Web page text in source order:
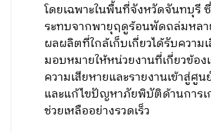
โดยเฉพาะในพื้นที่จังหวัดจันทบุรี
ระทบจากพายุฤดูร้อนพัดถล่มหลา
ผลผลิตที่ใกล้เก็บเกี่ยวได้รับความ
มอบหมายให้หน่วยงานที่เกี่ยวข้อง
ความเสียหายและรายงานเข้าสู่ศู
และแก้ไขปัญหาภัยพิบัติด้านการเ
ช่วยเหลืออย่างรวดเร็ว